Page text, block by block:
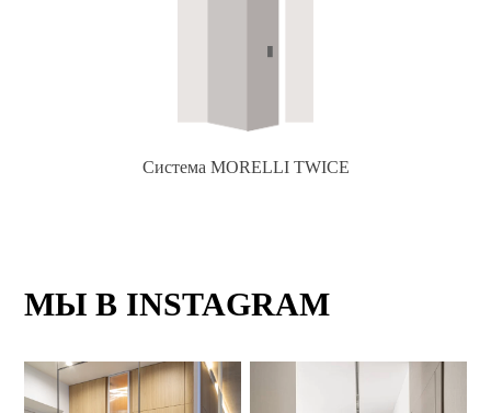
Система MORELLI TWICE
МЫ В INSTAGRAM